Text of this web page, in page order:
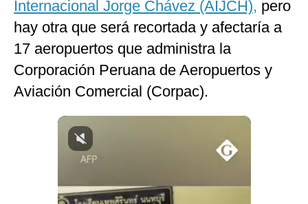
Videos
Fotogalerías
gestion.pe
Internacional Jorge Chávez (AIJCH), pero
hay otra que será recortada y afectaría a
17 aeropuertos que administra la
Corporación Peruana de Aeropuertos y
Aviación Comercial (Corpac).